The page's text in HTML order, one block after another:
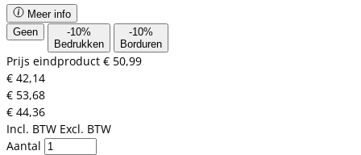
Meer info
Geen
-10%
Bedrukken
-10%
Borduren
Prijs eindproduct € 50,99
€ 42,14
€ 53,68
€ 44,36
Incl. BTW Excl. BTW
Aantal